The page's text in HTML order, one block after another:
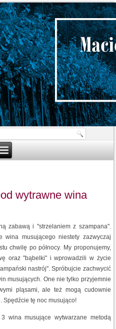
wytrawne wina
zabawą i "strzelaniem z szampana".
musującego niestety zazwyczaj
chwilę po północy. My proponujemy,
oraz "bąbelki" i wprowadzili w życie
nastrój". Spróbujcie zachwycić
musujących. One nie tylko przyjemnie
pląsami, ale też mogą cudownie
Spędźcie tę noc musująco!
wina musujące wytwarzane metodą